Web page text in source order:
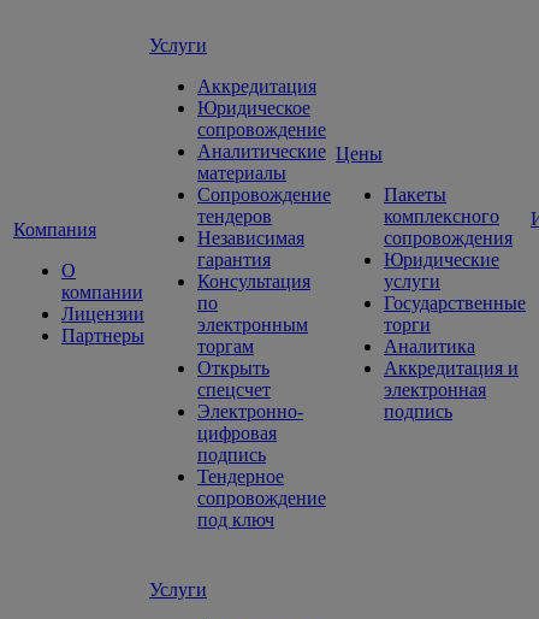
Компания
О
компании
Лицензии
Партнеры
Услуги
Аккредитация
Юридическое
сопровождение
Аналитические
материалы
Сопровождение
тендеров
Независимая
гарантия
Консультация
по
электронным
торгам
Открыть
спецсчет
Электронно-
цифровая
подпись
Тендерное
сопровождение
под ключ
Цены
Пакеты
комплексного
сопровождения
Юридические
услуги
Государственные
торги
Аналитика
Аккредитация и
электронная
подпись
Услуги